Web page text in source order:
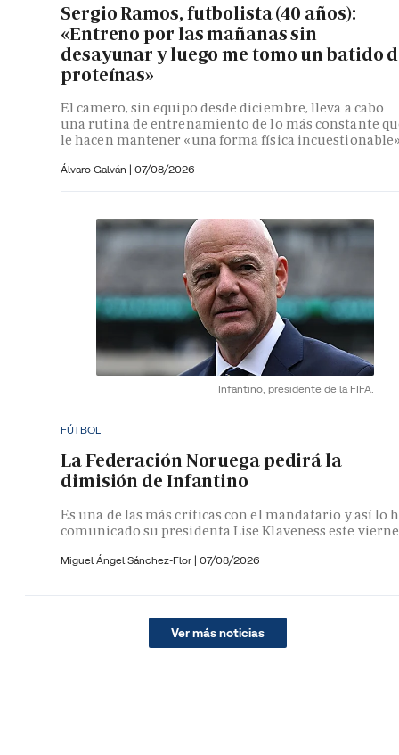
Sergio Ramos, futbolista (40 años):
«Entreno por las mañanas sin
desayunar y luego me tomo un batido
proteínas»
El camero, sin equipo desde diciembre, lleva a cabo
una rutina de entrenamiento de lo más constante
le hacen mantener «una forma física
Álvaro Galván | 07/08/2026
Infantino, presidente de la FIFA.
FÚTBOL
La Federación Noruega pedirá la
dimisión de Infantino
Es una de las más críticas con el mandatario y así lo
comunicado su presidenta Lise Klaveness este
Miguel Ángel Sánchez-Flor | 07/08/2026
Ver más noticias